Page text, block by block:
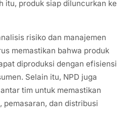
itu, produk siap diluncurkan ke
risiko dan manajemen
memastikan bahwa produk
diproduksi dengan efisiensi
Selain itu, NPD juga
tim untuk memastikan
pemasaran, dan distribusi